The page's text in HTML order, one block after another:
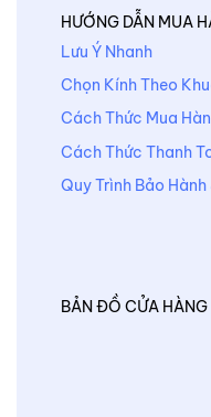
HƯỚNG DẪN MUA
Lưu Ý Nhanh
Chọn Kính Theo
Cách Thức Mua
Cách Thức Thanh
Quy Trình Bảo
BẢN ĐỒ CỬA HÀNG